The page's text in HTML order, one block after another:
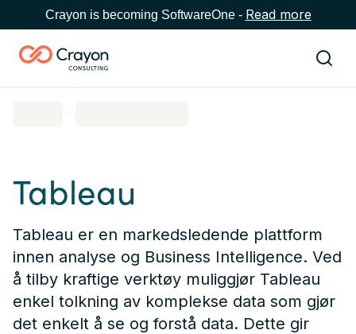
Crayon is becoming SoftwareOne - Read more
Tableau
Tableau er en markedsledende plattform
innen analyse og Business Intelligence. Ved
å tilby kraftige verktøy muliggjør Tableau
enkel tolkning av komplekse data som gjør
det enkelt å se og forstå data. Dette gir